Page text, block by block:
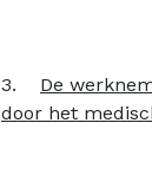
3. De
door het